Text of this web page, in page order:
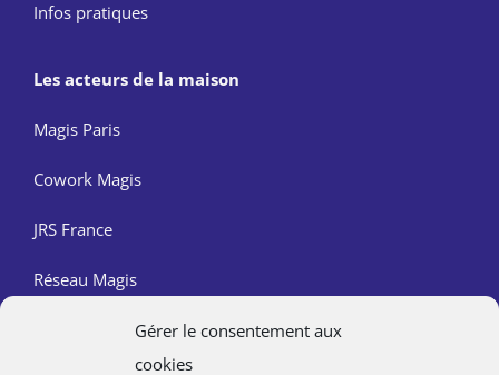
Gérer le consentement aux
cookies
Infos pratiques
Les acteurs de la maison
Magis Paris
Cowork Magis
JRS France
Réseau Magis